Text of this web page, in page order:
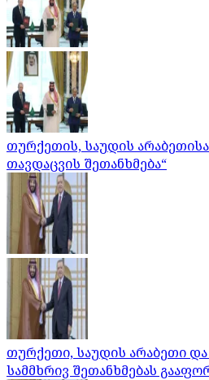
თურქეთის, საუდის არაბეთისა
თავდაცვის შეთანხმება“
თურქეთი, საუდის არაბეთი და
სამმხრივ შეთანხმებას